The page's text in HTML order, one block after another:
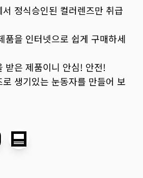
정식승인된 컬러렌즈만 취급
품을 인터넷으로 쉽게 구매하세
받은 제품이니 안심! 안전!
생기있는 눈동자를 만들어 보